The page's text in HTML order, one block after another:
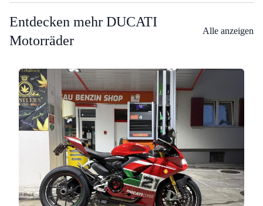
Entdecken mehr DUCATI
Motorräder
Alle anzeigen